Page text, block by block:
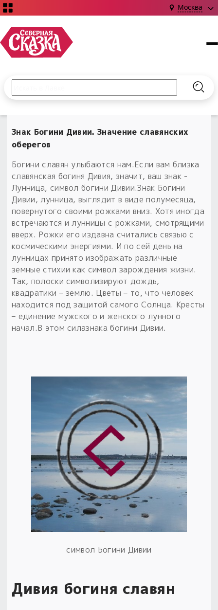
Москва
Книги
Издания о Славянской культуре и ведовстве
Коллекции
Наборы для курсов и книг
Обереги славян нательные
Обереги для дома и машины
Обрядовые предметы
Расходные материалы
Готовые заговоры и обряды
Сундучок
Сказки
Гадание
Магия
Библиография
Об авторе и издательстве
Наборы для книг
Электронные книги
С чего начать?
Материалы
Для алтаря
Расходные материалы
Гадание он-лайн
Приложение для гадания
30 вариантов раскладов по системе Рез Рода:
Новинки ›
Готовые заговоры
Для чего:
Предметы
Магические наборы
Для алтаря
Расходные материалы
С чего начать?
Новые книги
в лавке!
толкованиями колод
Пыльный сундучок
большое обновление
Товары со скидкой
Новинки
Товары недели
Безоплатная доставка
Оберег в подарок
к заказу от 3 тыс. руб.
Введите текст и нажмите кнопку «Найти», чтобы
Знак Богини Дивии. Значение славянских
оберегов
Богини славян улыбаются нам.Если вам близка
славянская богиня Дивия, значит, ваш знак -
Лунница, символ богини Дивии.Знак Богини
Дивии, лунница, выглядит в виде полумесяца,
повернутого своими рожками вниз. Хотя иногда
встречаются и лунницы с рожками, смотрящими
вверх. Рожки его издавна считались связью с
космическими энергиями. И по сей день на
лунницах принято изображать различные
земные стихии как символ зарождения жизни.
Так, полоски символизируют дождь,
квадратики – землю. Цветы – то, что человек
находится под защитой самого Солнца. Кресты
– единение мужского и женского лунного
начал.В этом силазнака богини Дивии.
символ Богини Дивии
Дивия богиня славян